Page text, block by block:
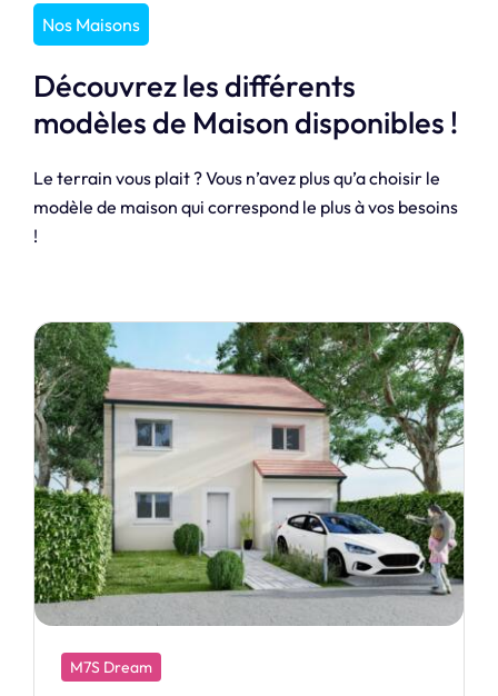
Nos Maisons
Découvrez les différents
modèles de Maison disponibles !
Le terrain vous plait ? Vous n’avez plus qu’a choisir le
modèle de maison qui correspond le plus à vos besoins
!
M7S Design